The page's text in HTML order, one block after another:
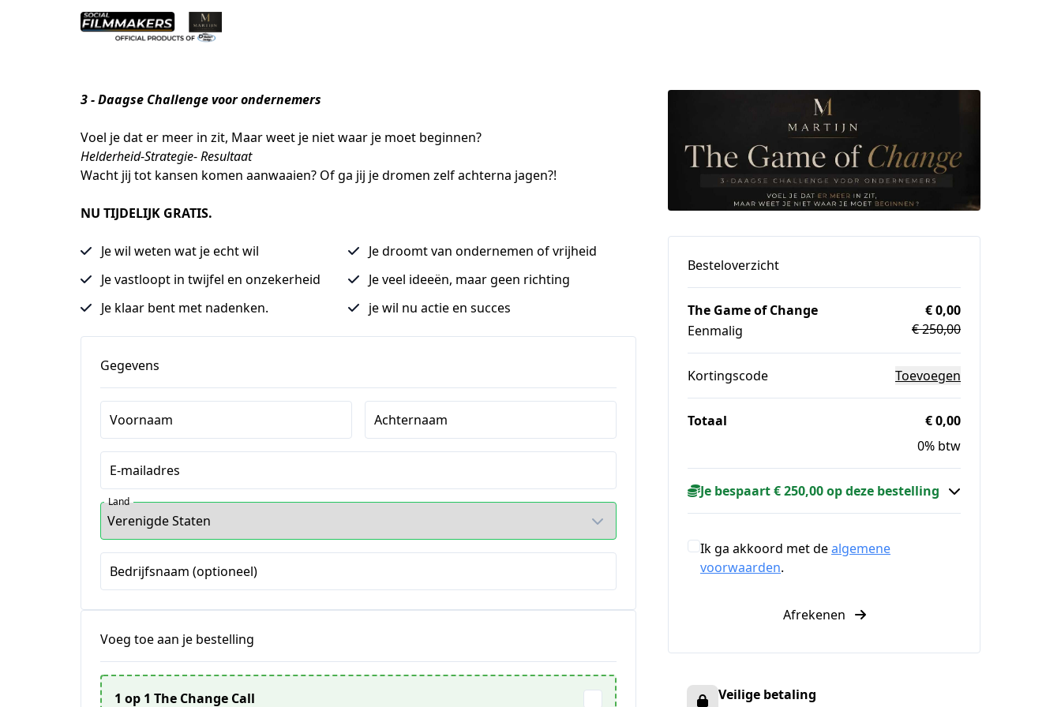
3 - Daagse Challenge voor ondernemers
Voel je dat er meer in zit, Maar weet je niet waar je moet beginnen?
Helderheid-Strategie- Resultaat
Wacht jij tot kansen komen aanwaaien? Of ga jij je dromen zelf achterna jagen?!
NU TIJDELIJK GRATIS.
Je wil weten wat je echt wil
Je droomt van ondernemen of vrijheid
Je vastloopt in twijfel en onzekerheid
Je veel ideeën, maar geen richting
Je klaar bent met nadenken.
je wil nu actie en succes
Gegevens
Voornaam Achternaam
E-mailadres
Land
Bedrijfsnaam (optioneel)
Voeg toe aan je bestelling
1 op 1 The Change Call
Besteloverzicht
The Game of Change
Eenmalig
€ 0,00
€ 250,00
Kortingscode Toevoegen
Totaal
€ 0,00
0% btw
Je bespaart € 250,00 op deze bestelling
Ik ga akkoord met dealgemene
voorwaarden.
Afrekenen
Veilige betaling